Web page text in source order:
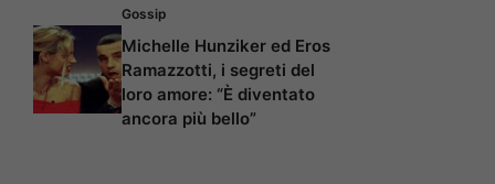
Gossip
Michelle Hunziker ed Eros
Ramazzotti, i segreti del
loro amore: “È diventato
ancora più bello”